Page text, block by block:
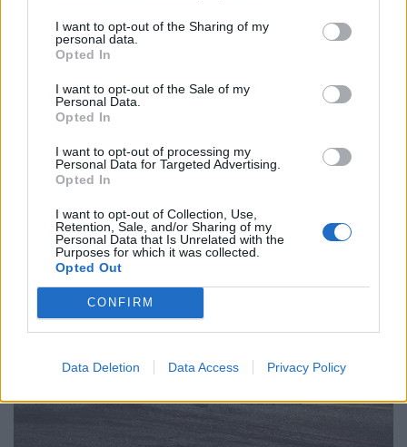
I want to opt-out of the Sharing of my
personal data.
Opted In
I want to opt-out of the Sale of my
Personal Data.
Opted In
I want to opt-out of processing my
Personal Data for Targeted Advertising.
Opted In
I want to opt-out of Collection, Use,
Retention, Sale, and/or Sharing of my
Personal Data that Is Unrelated with the
Purposes for which it was collected.
Opted Out
CONFIRM
Data Deletion Data Access Privacy Policy
7/08/2026